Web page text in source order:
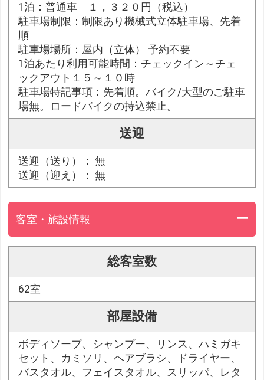
1泊：普通車 １，３２０円（税込）
駐車場制限：制限あり機械式立体駐車場、先着
順
駐車場場所：屋内（立体） 予約不要
1泊あたり利用可能時間：チェックイン～チェ
ックアウト１５～１０時
駐車場特記事項：先着順。バイク/大型のご駐車
場無。ロードバイクの持込禁止。
送迎
送迎（送り）： 無
送迎（迎え）： 無
客室・施設情報
総客室数
62室
部屋設備
ボディソープ、シャンプー、リンス、ハミガキ
セット、カミソリ、ヘアブラシ、ドライヤー、
バスタオル、フェイスタオル、スリッパ、レタ